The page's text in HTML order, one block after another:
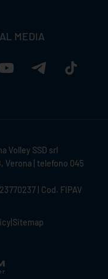
MEDIA
Volley SSD srl
Verona | telefono 045
| Cod. FIPAV
Sitemap